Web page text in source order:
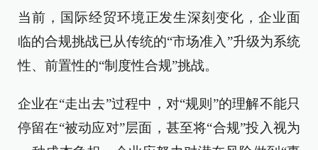
当前，国际经贸环境正发生深刻变化，企业面
临的合规挑战已从传统的“市场准入”升级为系统
性、前置性的“制度性合规”挑战。
企业在“走出去”过程中，对“规则”的理解不能只
停留在“被动应对”层面，甚至将“合规”投入视为